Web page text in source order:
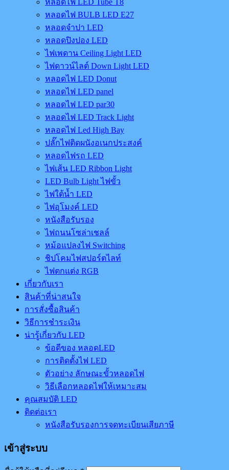
หลอดไฟ BULB LED E27
หลอดจำปา LED
หลอดปิงปอง LED
ไฟเพดาน Ceiling Light LED
ไฟดาวน์ไลต์ Down Light LED
หลอดไฟ LED Donut
หลอดไฟ LED panel
หลอดไฟ LED par30
หลอดไฟ LED Track Light
หลอดไฟ Led High Bay
ปลั๊กไฟติดผนังอเนกประสงค์
หลอดไฟรถ LED
ไฟเส้น LED Ribbon Light
LED Bulb Light ไฟขั้ว
ไฟใต้น้ำ LED
ไฟอุโมงค์ LED
หนังสือรับรอง
ไฟถนนโซล่าเชลล์
หม้อแปลงไฟ Switching
ชิปโคมไฟสปอร์ตไลท์
ไฟตกแต่ง RGB
เกี่ยวกับเรา
สินค้าที่น่าสนใจ
การสั่งซื้อสินค้า
วิธีการชำระเงิน
น่ารู้เกี่ยวกับ LED
ข้อดีของ หลอดLED
การติดตั้งไฟ LED
ตัวอย่าง ลักษณะขั้วหลอดไฟ
วิธีเลือกหลอดไฟให้เหมาะสม
คุณสมบัติ LED
ติดต่อเรา
หนังสือรับรองการจดทะเบียนเสียภาษี
เข้าสู่ระบบ